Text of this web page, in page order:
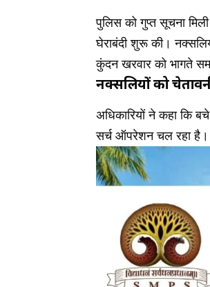
पुलिस को गुप्त सूचना
घेराबंदी शुरू की।
कुंदन खरवार को भागते
नक्सलियों को
अधिकारियों ने कहा कि
सर्च ऑपरेशन चल रहा है।